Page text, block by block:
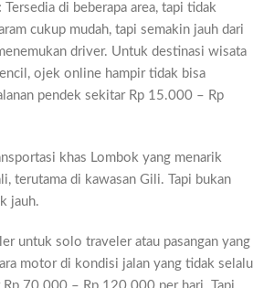
Tersedia di beberapa area, tapi tidak
cukup mudah, tapi semakin jauh dari
driver. Untuk destinasi wisata
ojek online hampir tidak bisa
pendek sekitar Rp 15.000 – Rp
khas Lombok yang menarik
terutama di kawasan Gili. Tapi bukan
jauh.
untuk solo traveler atau pasangan yang
motor di kondisi jalan yang tidak selalu